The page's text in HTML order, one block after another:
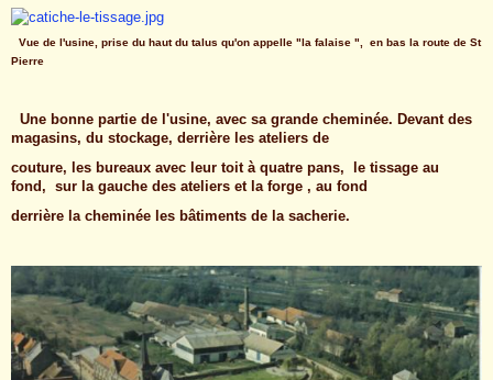
Vue de l'usine, prise du haut du talus qu'on appelle "la falaise ", en bas la route de St
Pierre
Une bonne partie de l'usine, avec sa grande cheminée. Devant des
magasins, du stockage, derrière les ateliers de
couture, les bureaux avec leur toit à quatre pans, le tissage au
fond, sur la gauche des ateliers et la forge , au fond
derrière la cheminée les bâtiments de la sacherie.